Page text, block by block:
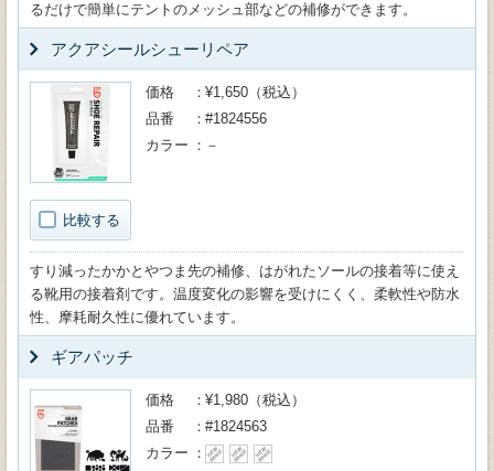
るだけで簡単にテントのメッシュ部などの補修ができます。
アクアシールシューリペア
比較する
価格
¥1,650（税込）
品番
#1824556
カラー
－
すり減ったかかとやつま先の補修、はがれたソールの接着等に使え
る靴用の接着剤です。温度変化の影響を受けにくく、柔軟性や防水
性、摩耗耐久性に優れています。
ギアパッチ
価格
¥1,980（税込）
品番
#1824563
カラー